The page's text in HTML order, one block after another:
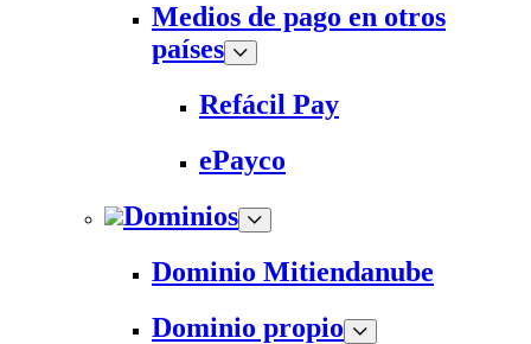
Medios de pago en otros
países
Refácil Pay
ePayco
Dominios
Dominio Mitiendanube
Dominio propio